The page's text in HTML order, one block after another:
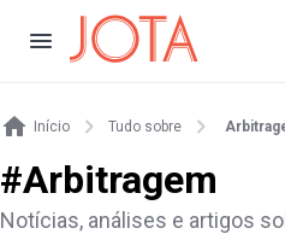
Início Tudo sobre
#Arbitragem
Notícias, análises e artigos